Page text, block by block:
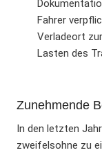
Fahrer
Verladeort
Lasten des
Zunehmende
In den letzten
zweifelsohne zu